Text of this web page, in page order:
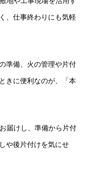
、仕事終わりにも気軽
準備、火の管理や片付
きに便利なのが、「本
届けし、準備から片付
や後片付けを気にせ